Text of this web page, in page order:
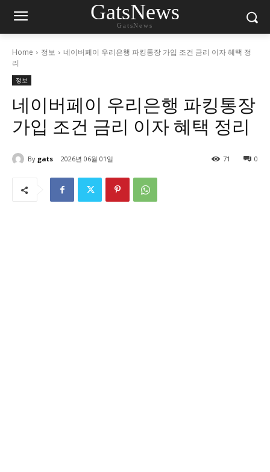
GatsNews
GatsNews
Home 정보
네이버페이 우리은행 파킹통장 가입 조건 금리 이자 혜택 정
리
정보
네이버페이 우리은행 파킹통장
가입 조건 금리 이자 혜택 정리
By gats 2026년 06월 01일 0
71